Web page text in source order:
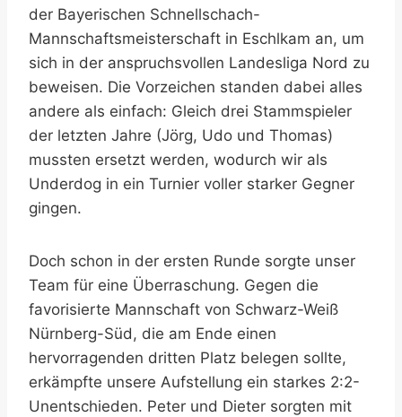
der Bayerischen Schnellschach-
Mannschaftsmeisterschaft in Eschlkam an, um
sich in der anspruchsvollen Landesliga Nord zu
beweisen. Die Vorzeichen standen dabei alles
andere als einfach: Gleich drei Stammspieler
der letzten Jahre (Jörg, Udo und Thomas)
mussten ersetzt werden, wodurch wir als
Underdog in ein Turnier voller starker Gegner
gingen.
Doch schon in der ersten Runde sorgte unser
Team für eine Überraschung. Gegen die
favorisierte Mannschaft von Schwarz-Weiß
Nürnberg-Süd, die am Ende einen
hervorragenden dritten Platz belegen sollte,
erkämpfte unsere Aufstellung ein starkes 2:2-
Unentschieden. Peter und Dieter sorgten mit